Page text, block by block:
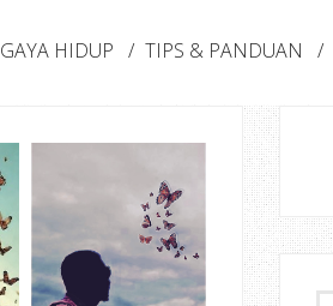
GAYA HIDUP TIPS & PANDUAN